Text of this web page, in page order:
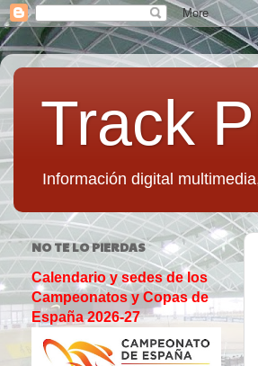
Track
Información digital
NO TE LO PIERDAS
Calendario y sedes de los
Campeonatos y Copas de
España 2026-27